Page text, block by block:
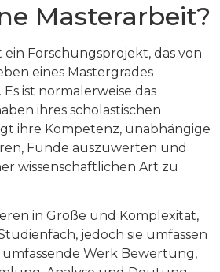
Masterarbeit?
ein Forschungsprojekt, das von
eines Mastergrades
ist normalerweise das
ihres scholastischen
ihre Kompetenz, unabhängige
Funde auszuwerten und
wissenschaftlichen Art zu
in Größe und Komplexität,
jedoch sie umfassen
Werk Bewertung,